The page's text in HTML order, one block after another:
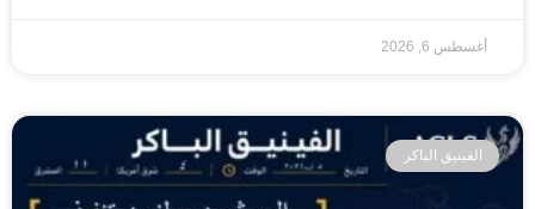
أغسطس 6, 2026
الفينيق الباكر